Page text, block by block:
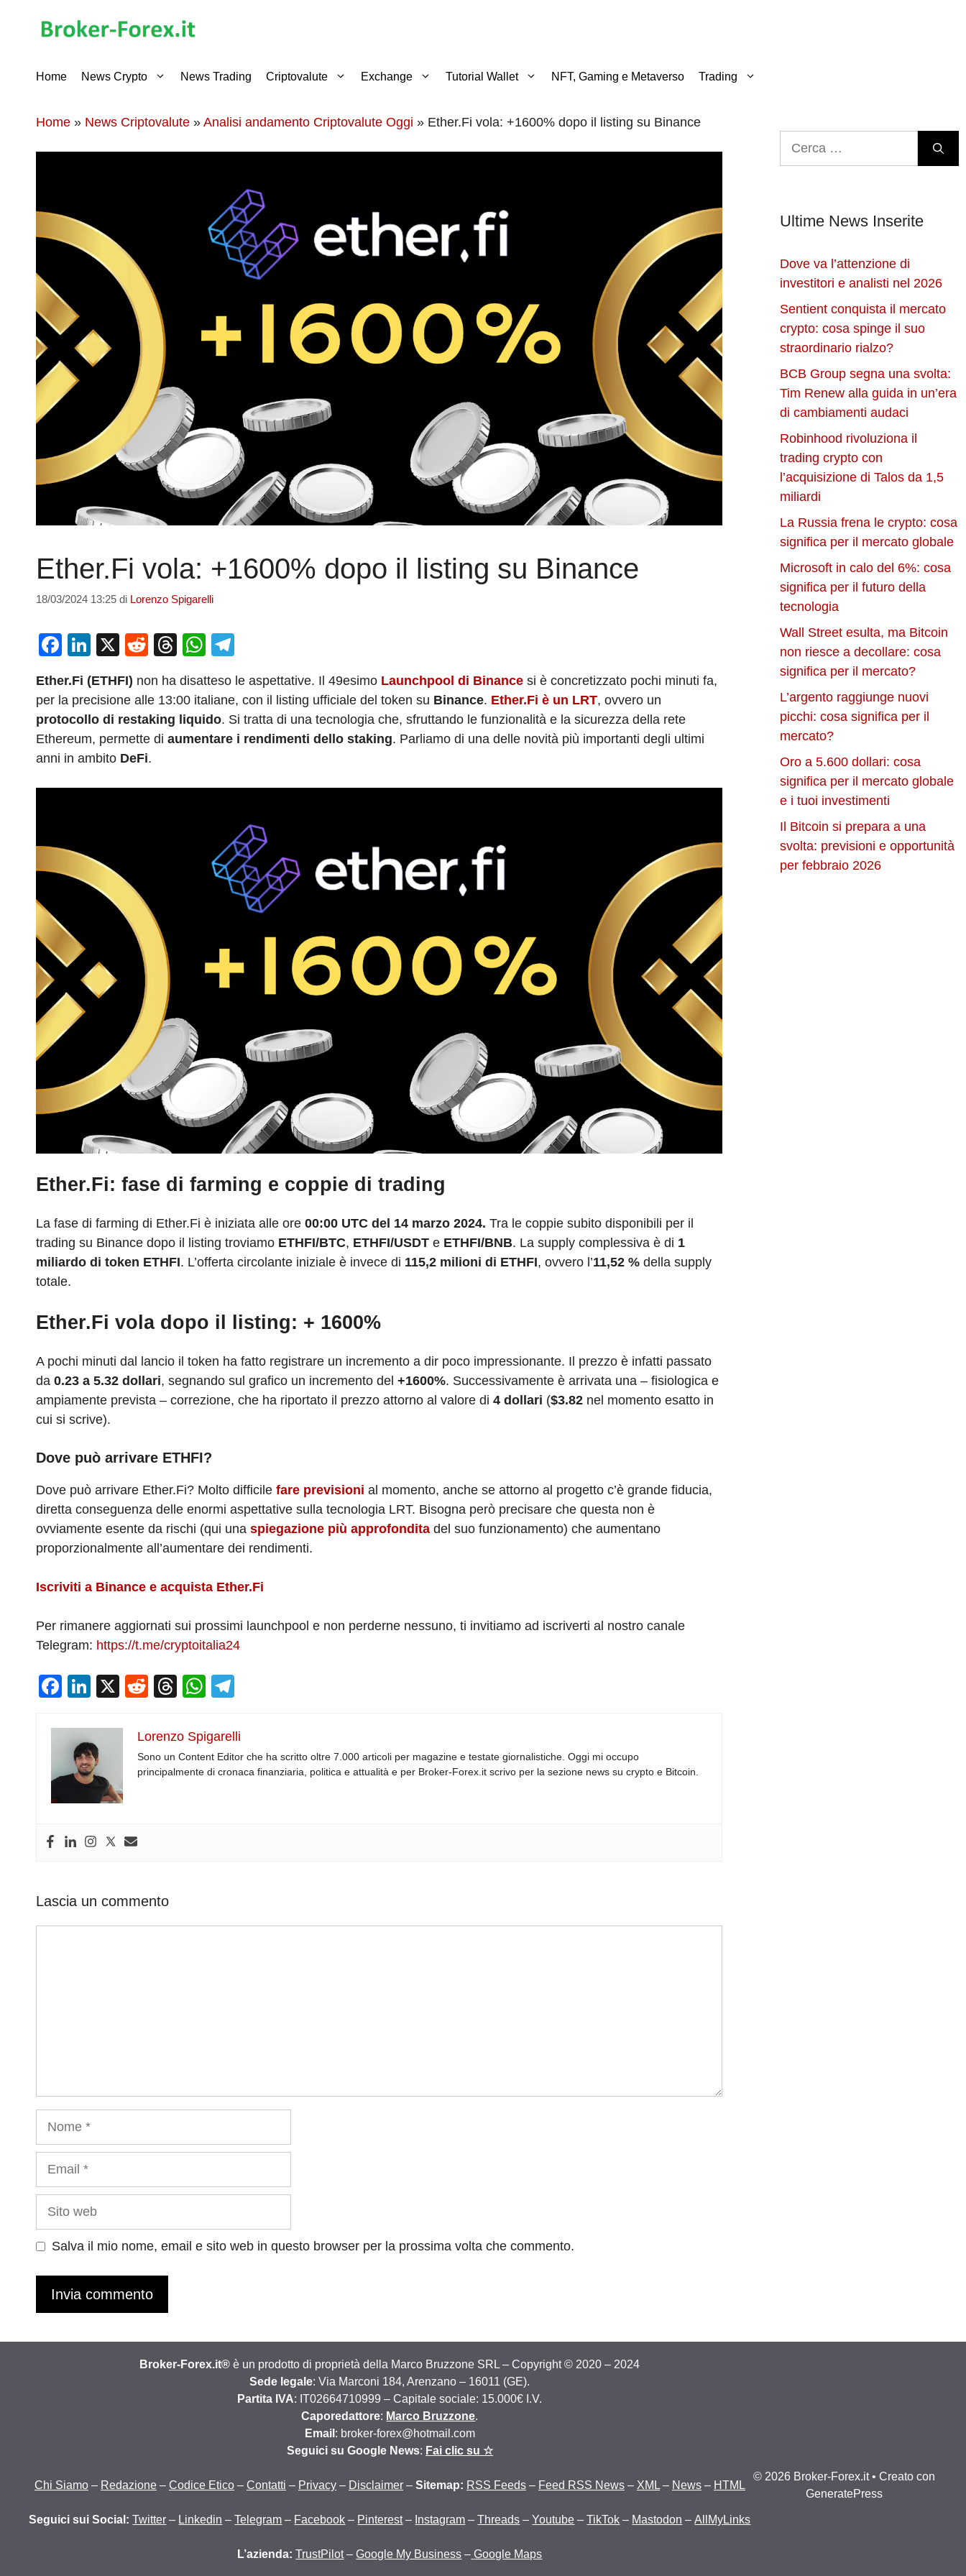
Home News Crypto News Trading Criptovalute Exchange Tutorial Wallet NFT, Gaming e Metaverso Trading
Home » News Criptovalute » Analisi andamento Criptovalute Oggi » Ether.Fi vola: +1600% dopo il listing su Binance
Ether.Fi vola: +1600% dopo il listing su Binance
18/03/2024 13:25 di Lorenzo Spigarelli
F
c
e
b
o
o
Li
k
e
dI
n
X
R
d
di
t
T
e
a
d
W
at
s
A
p
e
gr
a
Ether.Fi (ETHFI) non ha disatteso le aspettative. Il 49esimo Launchpool di Binance si è concretizzato pochi minuti fa,
per la precisione alle 13:00 italiane, con il listing ufficiale del token su Binance. Ether.Fi è un LRT, ovvero un
protocollo di restaking liquido. Si tratta di una tecnologia che, sfruttando le funzionalità e la sicurezza della rete
Ethereum, permette di aumentare i rendimenti dello staking. Parliamo di una delle novità più importanti degli ultimi
anni in ambito DeFi.
Ether.Fi: fase di farming e coppie di trading
La fase di farming di Ether.Fi è iniziata alle ore 00:00 UTC del 14 marzo 2024. Tra le coppie subito disponibili per il
trading su Binance dopo il listing troviamo ETHFI/BTC, ETHFI/USDT e ETHFI/BNB. La supply complessiva è di 1
miliardo di token ETHFI. L’offerta circolante iniziale è invece di 115,2 milioni di ETHFI, ovvero l’11,52 % della supply
totale.
Ether.Fi vola dopo il listing: + 1600%
A pochi minuti dal lancio il token ha fatto registrare un incremento a dir poco impressionante. Il prezzo è infatti passato
da 0.23 a 5.32 dollari, segnando sul grafico un incremento del +1600%. Successivamente è arrivata una – fisiologica e
ampiamente prevista – correzione, che ha riportato il prezzo attorno al valore di 4 dollari ($3.82 nel momento esatto in
cui si scrive).
Dove può arrivare ETHFI?
Dove può arrivare Ether.Fi? Molto difficile fare previsioni al momento, anche se attorno al progetto c’è grande fiducia,
diretta conseguenza delle enormi aspettative sulla tecnologia LRT. Bisogna però precisare che questa non è
ovviamente esente da rischi (qui una spiegazione più approfondita del suo funzionamento) che aumentano
proporzionalmente all’aumentare dei rendimenti.
Iscriviti a Binance e acquista Ether.Fi
Per rimanere aggiornati sui prossimi launchpool e non perderne nessuno, ti invitiamo ad iscriverti al nostro canale
Telegram: https://t.me/cryptoitalia24
F
c
e
b
o
k
Li
k
e
dI
n
X
R
d
di
t
T
e
a
d
W
at
s
A
e
gr
a
Lorenzo Spigarelli
Sono un Content Editor che ha scritto oltre 7.000 articoli per magazine e testate giornalistiche. Oggi mi occupo
principalmente di cronaca finanziaria, politica e attualità e per Broker-Forex.it scrivo per la sezione news su crypto e Bitcoin.
Lascia un commento
Salva il mio nome, email e sito web in questo browser per la prossima volta che commento.
Ultime News Inserite
Dove va l’attenzione di
investitori e analisti nel 2026
Sentient conquista il mercato
crypto: cosa spinge il suo
straordinario rialzo?
BCB Group segna una svolta:
Tim Renew alla guida in un’era
di cambiamenti audaci
Robinhood rivoluziona il
trading crypto con
l’acquisizione di Talos da 1,5
miliardi
La Russia frena le crypto: cosa
significa per il mercato globale
Microsoft in calo del 6%: cosa
significa per il futuro della
tecnologia
Wall Street esulta, ma Bitcoin
non riesce a decollare: cosa
significa per il mercato?
L’argento raggiunge nuovi
picchi: cosa significa per il
mercato?
Oro a 5.600 dollari: cosa
significa per il mercato globale
e i tuoi investimenti
Il Bitcoin si prepara a una
svolta: previsioni e opportunità
per febbraio 2026
Broker-Forex.it® è un prodotto di proprietà della Marco Bruzzone SRL – Copyright © 2020 – 2024
Sede legale: Via Marconi 184, Arenzano – 16011 (GE).
Partita IVA: IT02664710999 – Capitale sociale: 15.000€ I.V.
Caporedattore: Marco Bruzzone.
Email : broker-forex@hotmail.com
Seguici su Google News: Fai clic su ☆
Chi Siamo– Redazione– Codice Etico– Contatti – Privacy– Disclaimer– Sitemap: RSS Feeds– Feed RSS News– XML– News– HTML
Seguici sui Social: Twitter – Linkedin –Telegram – Facebook – Pinterest– Instagram –Threads –Youtube –TikTok – Mastodon –AllMyLinks
L’azienda: TrustPilot–Google My Business – Google Maps
© 2026 Broker-Forex.it• Creato con
GeneratePress